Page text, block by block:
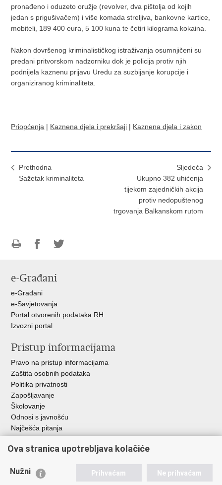
pronađeno i oduzeto oružje (revolver, dva pištolja od kojih
jedan s prigušivačem) i više komada streljiva, bankovne kartice,
mobiteli, 189 400 eura, 5 100 kuna te četiri kilograma kokaina.
Nakon dovršenog kriminalističkog istraživanja osumnjičeni su
predani pritvorskom nadzorniku dok je policija protiv njih
podnijela kaznenu prijavu Uredu za suzbijanje korupcije i
organiziranog kriminaliteta.
Priopćenja | Kaznena djela i prekršaji | Kaznena djela i zakon
Prethodna
Sažetak kriminaliteta
Sljedeća
Ukupno 382 uhićenja
tijekom zajedničkih akcija
protiv nedopuštenog
trgovanja Balkanskom rutom
FacebookuTwitteru
e-Građani
e-Građani
e-Savjetovanja
Portal otvorenih podataka RH
Izvozni portal
Pristup informacijama
Pravo na pristup informacijama
Zaštita osobnih podataka
Politika privatnosti
Zapošljavanje
Školovanje
Odnosi s javnošću
Najčešća pitanja
Važne poveznice
EMN Nacionalna kontaktna točka za Republiku Hrvatsku
Ova stranica upotrebljava kolačiće
Nužni Prihvaćam Ne prihvaćam